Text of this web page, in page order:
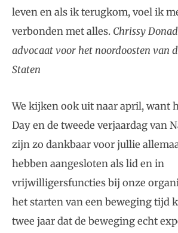
leven en als ik terugkom, voel ik
verbonden met alles. Chrissy
advocaat voor het noordoosten van
Staten
We kijken ook uit naar april, want
Day en de tweede verjaardag van
zijn zo dankbaar voor jullie
hebben aangesloten als lid en in
vrijwilligersfuncties bij onze
het starten van een beweging tijd
twee jaar dat de beweging echt